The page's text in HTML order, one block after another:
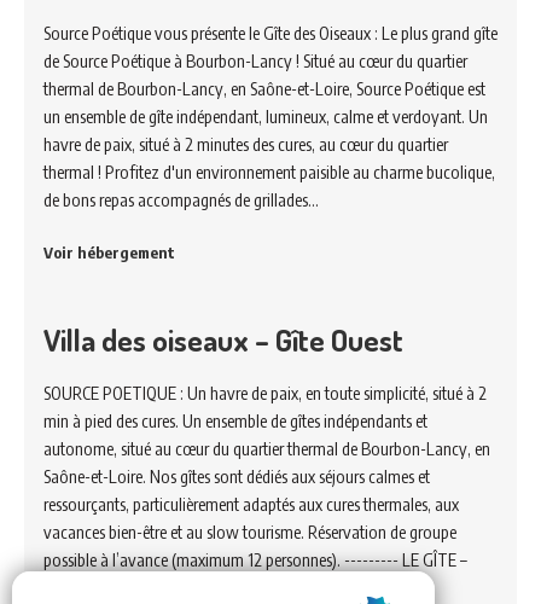
Source Poétique vous présente le Gîte des Oiseaux : Le plus grand gîte
de Source Poétique à Bourbon-Lancy ! Situé au cœur du quartier
thermal de Bourbon-Lancy, en Saône-et-Loire, Source Poétique est
un ensemble de gîte indépendant, lumineux, calme et verdoyant. Un
havre de paix, situé à 2 minutes des cures, au cœur du quartier
thermal ! Profitez d'un environnement paisible au charme bucolique,
de bons repas accompagnés de grillades…
Voir hébergement
Villa des oiseaux – Gîte Ouest
SOURCE POETIQUE : Un havre de paix, en toute simplicité, situé à 2
min à pied des cures. Un ensemble de gîtes indépendants et
autonome, situé au cœur du quartier thermal de Bourbon-Lancy, en
Saône-et-Loire. Nos gîtes sont dédiés aux séjours calmes et
ressourçants, particulièrement adaptés aux cures thermales, aux
vacances bien-être et au slow tourisme. Réservation de groupe
possible à l’avance (maximum 12 personnes). --------- LE GÎTE –